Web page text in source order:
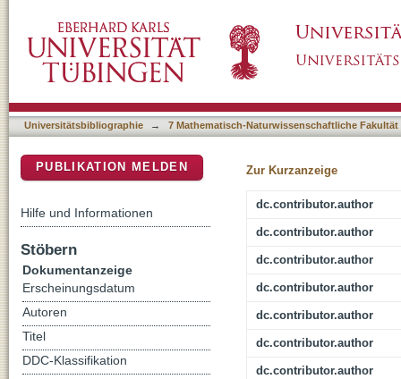
molecule sensitivity
Universitätsbibliographie → 7 Mathematisch-Naturwissenschaftliche Fakultät
Zur Kurzanzeige
dc.contributor.author
dc.contributor.author
dc.contributor.author
dc.contributor.author
dc.contributor.author
dc.contributor.author
dc.contributor.author
PUBLIKATION MELDEN
Hilfe und Informationen
Stöbern
Dokumentanzeige
Erscheinungsdatum
Autoren
Titel
DDC-Klassifikation